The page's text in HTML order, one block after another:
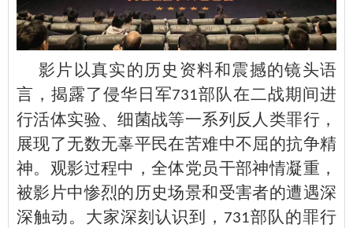
影片以真实的历史资料和震撼的镜头语
言，揭露了侵华日军731部队在二战期间进
行活体实验、细菌战等一系列反人类罪行，
展现了无数无辜平民在苦难中不屈的抗争精
神。观影过程中，全体党员干部神情凝重，
被影片中惨烈的历史场景和受害者的遭遇深
深触动。大家深刻认识到， 731部队的罪行